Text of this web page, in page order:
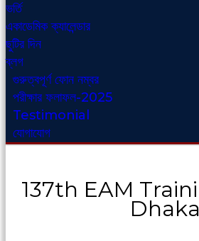
ভর্তি
একাডেমিক ক্যালেন্ডার
ছুটির দিন
ব্লগ
গুরুত্বপূর্ণ ফোন নম্বর
পরীক্ষার ফলাফল-2025
Testimonial
যোগাযোগ
137th EAM
Dhaka